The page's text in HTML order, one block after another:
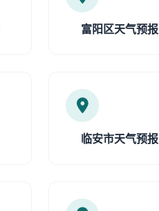
富阳区天气预报
临安市天气预报